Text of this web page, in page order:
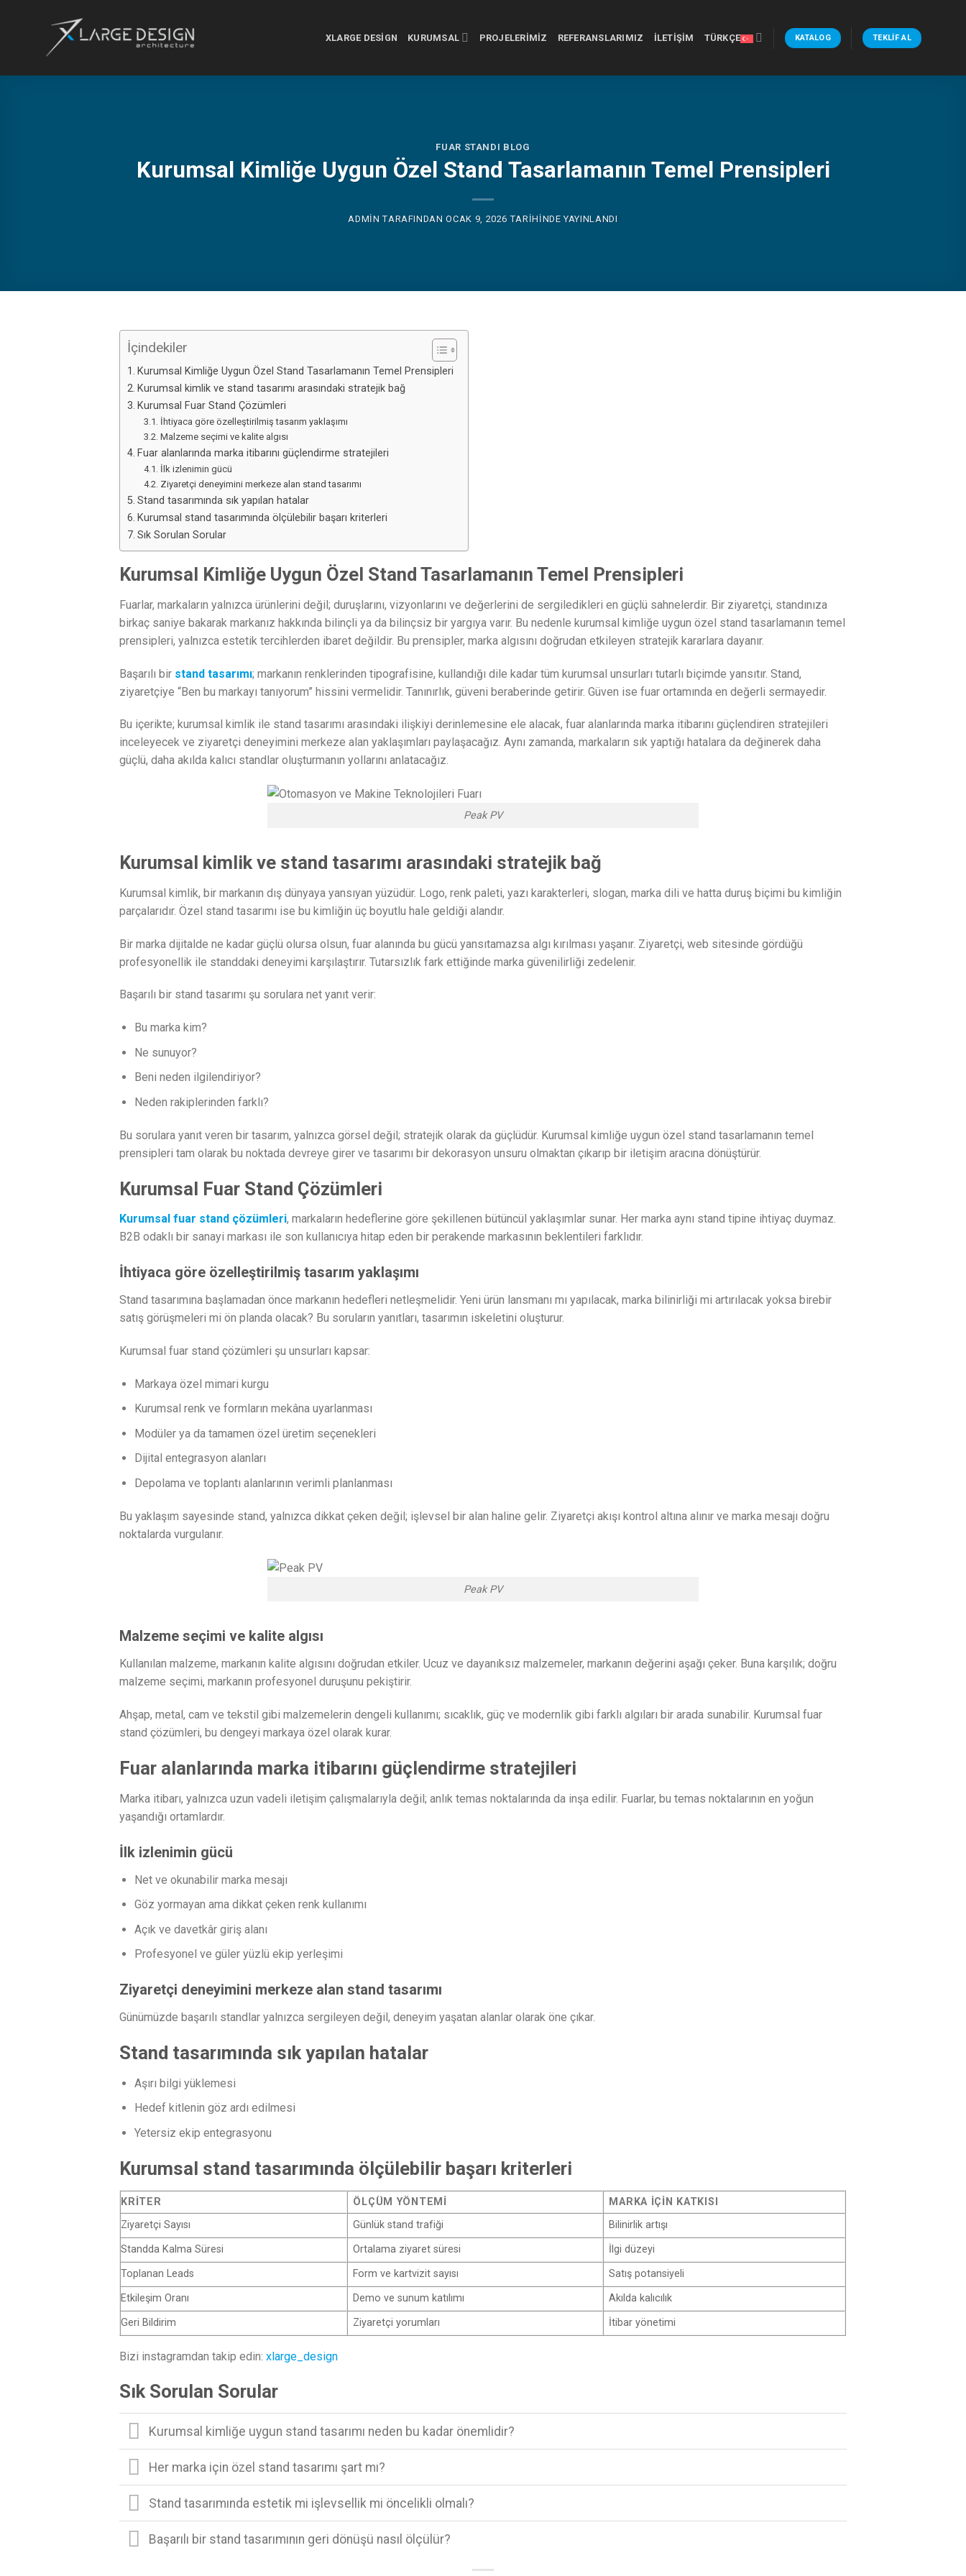
XLARGE DESIGN KURUMSAL PROJELERIMIZ REFERANSLARIMIZ İLETIŞIM TÜRKÇE KATALOG TEKLIF AL
FUAR STANDI BLOG
Kurumsal Kimliğe Uygun Özel Stand Tasarlamanın Temel Prensipleri
ADMIN TARAFINDAN OCAK 9, 2026 TARIHINDE YAYINLANDI
İçindekiler
Kurumsal Kimliğe Uygun Özel Stand Tasarlamanın Temel Prensipleri
Kurumsal kimlik ve stand tasarımı arasındaki stratejik bağ
Kurumsal Fuar Stand Çözümleri
İhtiyaca göre özelleştirilmiş tasarım yaklaşımı
Malzeme seçimi ve kalite algısı
Fuar alanlarında marka itibarını güçlendirme stratejileri
İlk izlenimin gücü
Ziyaretçi deneyimini merkeze alan stand tasarımı
Stand tasarımında sık yapılan hatalar
Kurumsal stand tasarımında ölçülebilir başarı kriterleri
Sık Sorulan Sorular
Kurumsal Kimliğe Uygun Özel Stand Tasarlamanın Temel Prensipleri
Fuarlar, markaların yalnızca ürünlerini değil; duruşlarını, vizyonlarını ve değerlerini de sergiledikleri en güçlü sahnelerdir. Bir ziyaretçi, standınıza
birkaç saniye bakarak markanız hakkında bilinçli ya da bilinçsiz bir yargıya varır. Bu nedenle kurumsal kimliğe uygun özel stand tasarlamanın temel
prensipleri, yalnızca estetik tercihlerden ibaret değildir. Bu prensipler, marka algısını doğrudan etkileyen stratejik kararlara dayanır.
Başarılı bir stand tasarımı; markanın renklerinden tipografisine, kullandığı dile kadar tüm kurumsal unsurları tutarlı biçimde yansıtır. Stand,
ziyaretçiye “Ben bu markayı tanıyorum” hissini vermelidir. Tanınırlık, güveni beraberinde getirir. Güven ise fuar ortamında en değerli sermayedir.
Bu içerikte; kurumsal kimlik ile stand tasarımı arasındaki ilişkiyi derinlemesine ele alacak, fuar alanlarında marka itibarını güçlendiren stratejileri
inceleyecek ve ziyaretçi deneyimini merkeze alan yaklaşımları paylaşacağız. Aynı zamanda, markaların sık yaptığı hatalara da değinerek daha
güçlü, daha akılda kalıcı standlar oluşturmanın yollarını anlatacağız.
Peak PV
Kurumsal kimlik ve stand tasarımı arasındaki stratejik bağ
Kurumsal kimlik, bir markanın dış dünyaya yansıyan yüzüdür. Logo, renk paleti, yazı karakterleri, slogan, marka dili ve hatta duruş biçimi bu kimliğin
parçalarıdır. Özel stand tasarımı ise bu kimliğin üç boyutlu hale geldiği alandır.
Bir marka dijitalde ne kadar güçlü olursa olsun, fuar alanında bu gücü yansıtamazsa algı kırılması yaşanır. Ziyaretçi, web sitesinde gördüğü
profesyonellik ile standdaki deneyimi karşılaştırır. Tutarsızlık fark ettiğinde marka güvenilirliği zedelenir.
Başarılı bir stand tasarımı şu sorulara net yanıt verir:
Bu marka kim?
Ne sunuyor?
Beni neden ilgilendiriyor?
Neden rakiplerinden farklı?
Bu sorulara yanıt veren bir tasarım, yalnızca görsel değil; stratejik olarak da güçlüdür. Kurumsal kimliğe uygun özel stand tasarlamanın temel
prensipleri tam olarak bu noktada devreye girer ve tasarımı bir dekorasyon unsuru olmaktan çıkarıp bir iletişim aracına dönüştürür.
Kurumsal Fuar Stand Çözümleri
Kurumsal fuar stand çözümleri, markaların hedeflerine göre şekillenen bütüncül yaklaşımlar sunar. Her marka aynı stand tipine ihtiyaç duymaz.
B2B odaklı bir sanayi markası ile son kullanıcıya hitap eden bir perakende markasının beklentileri farklıdır.
İhtiyaca göre özelleştirilmiş tasarım yaklaşımı
Stand tasarımına başlamadan önce markanın hedefleri netleşmelidir. Yeni ürün lansmanı mı yapılacak, marka bilinirliği mi artırılacak yoksa birebir
satış görüşmeleri mi ön planda olacak? Bu soruların yanıtları, tasarımın iskeletini oluşturur.
Kurumsal fuar stand çözümleri şu unsurları kapsar:
Markaya özel mimari kurgu
Kurumsal renk ve formların mekâna uyarlanması
Modüler ya da tamamen özel üretim seçenekleri
Dijital entegrasyon alanları
Depolama ve toplantı alanlarının verimli planlanması
Bu yaklaşım sayesinde stand, yalnızca dikkat çeken değil; işlevsel bir alan haline gelir. Ziyaretçi akışı kontrol altına alınır ve marka mesajı doğru
noktalarda vurgulanır.
Peak PV
Malzeme seçimi ve kalite algısı
Kullanılan malzeme, markanın kalite algısını doğrudan etkiler. Ucuz ve dayanıksız malzemeler, markanın değerini aşağı çeker. Buna karşılık; doğru
malzeme seçimi, markanın profesyonel duruşunu pekiştirir.
Ahşap, metal, cam ve tekstil gibi malzemelerin dengeli kullanımı; sıcaklık, güç ve modernlik gibi farklı algıları bir arada sunabilir. Kurumsal fuar
stand çözümleri, bu dengeyi markaya özel olarak kurar.
Fuar alanlarında marka itibarını güçlendirme stratejileri
Marka itibarı, yalnızca uzun vadeli iletişim çalışmalarıyla değil; anlık temas noktalarında da inşa edilir. Fuarlar, bu temas noktalarının en yoğun
yaşandığı ortamlardır.
İlk izlenimin gücü
Net ve okunabilir marka mesajı
Göz yormayan ama dikkat çeken renk kullanımı
Açık ve davetkâr giriş alanı
Profesyonel ve güler yüzlü ekip yerleşimi
Ziyaretçi deneyimini merkeze alan stand tasarımı
Günümüzde başarılı standlar yalnızca sergileyen değil, deneyim yaşatan alanlar olarak öne çıkar.
Stand tasarımında sık yapılan hatalar
Aşırı bilgi yüklemesi
Hedef kitlenin göz ardı edilmesi
Yetersiz ekip entegrasyonu
Kurumsal stand tasarımında ölçülebilir başarı kriterleri
KRITER ÖLÇÜM YÖNTEMI
MARKA İÇIN KATKISI
Ziyaretçi Sayısı
Günlük stand trafiği
Bilinirlik artışı
Standda Kalma Süresi
Ortalama ziyaret süresi
İlgi düzeyi
Toplanan Leads
Form ve kartvizit sayısı
Satış potansiyeli
Etkileşim Oranı
Demo ve sunum katılımı
Akılda kalıcılık
Geri Bildirim
Ziyaretçi yorumları İtibar yönetimi
Bizi instagramdan takip edin:xlarge_design
Sık Sorulan Sorular
Kurumsal kimliğe uygun stand tasarımı neden bu kadar önemlidir?
Her marka için özel stand tasarımı şart mı?
Stand tasarımında estetik mi işlevsellik mi öncelikli olmalı?
Başarılı bir stand tasarımının geri dönüşü nasıl ölçülür?